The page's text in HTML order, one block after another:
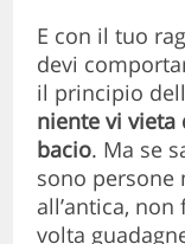
E con il tuo
devi
il principio
niente vi vieta
bacio. Ma se
sono persone
all’antica, non
volta